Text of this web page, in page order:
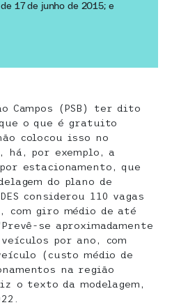
17 de junho de 2015; e
Campos (PSB) ter dito
o que é gratuito
colocou isso no
há, por exemplo, a
estacionamento, que
do plano de
considerou 110 vagas
com giro médio de até
se aproximadamente
por ano, com
(custo médio de
na região
o texto da modelagem,